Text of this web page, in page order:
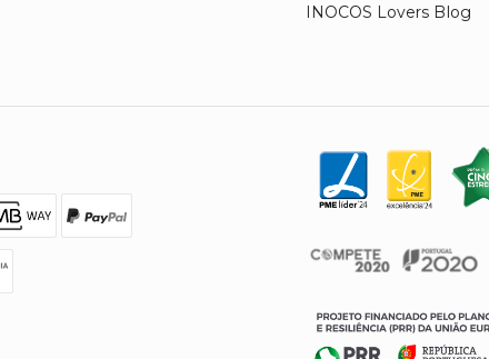
INOCOS Lovers Blog